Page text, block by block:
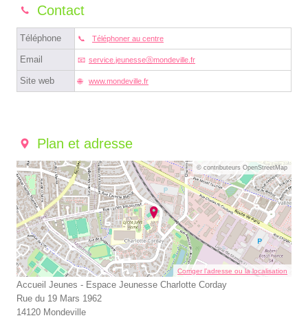
Contact
Téléphone Téléphoner au centre
Email service.jeunesseⓐmondeville.fr
Site web www.mondeville.fr
Plan et adresse
© contributeurs OpenStreetMap
Corriger l’adresse ou la localisation
Accueil Jeunes - Espace Jeunesse Charlotte Corday
Rue du 19 Mars 1962
14120 Mondeville